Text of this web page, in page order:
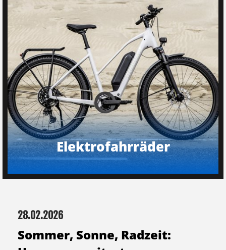
Elektrofahrräder
28.02.2026
Sommer, Sonne, Radzeit: